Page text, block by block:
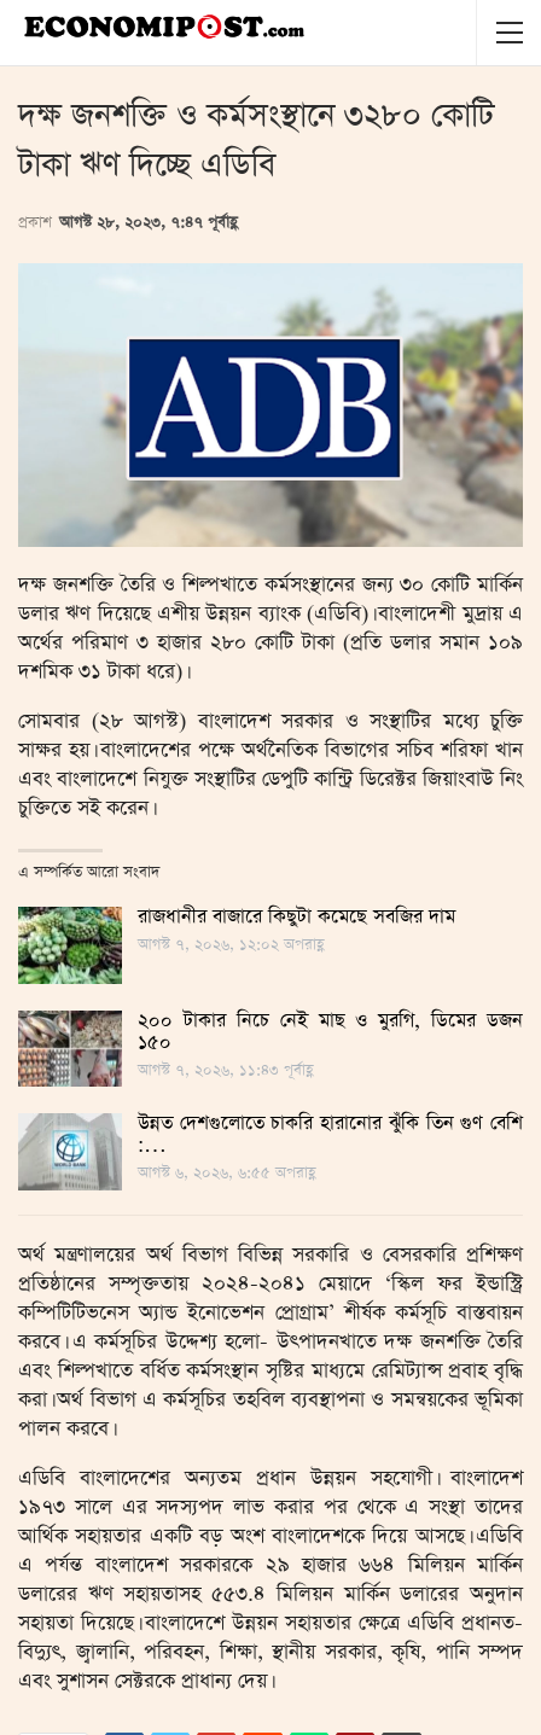
দক্ষ জনশক্তি ও কর্মসংস্থানে ৩২৮০ কোটি
টাকা ঋণ দিচ্ছে এডিবি
প্রকাশ আগস্ট ২৮, ২০২৩, ৭:৪৭ পূর্বাহ্ণ
দক্ষ জনশক্তি তৈরি ও শিল্পখাতে কর্মসংস্থানের জন্য ৩০ কোটি মার্কিন
ডলার ঋণ দিয়েছে এশীয় উন্নয়ন ব্যাংক (এডিবি)। বাংলাদেশী মুদ্রায় এ
অর্থের পরিমাণ ৩ হাজার ২৮০ কোটি টাকা (প্রতি ডলার সমান ১০৯
দশমিক ৩১ টাকা ধরে)।
সোমবার (২৮ আগস্ট) বাংলাদেশ সরকার ও সংস্থাটির মধ্যে চুক্তি
সাক্ষর হয়। বাংলাদেশের পক্ষে অর্থনৈতিক বিভাগের সচিব শরিফা খান
এবং বাংলাদেশে নিযুক্ত সংস্থাটির ডেপুটি কান্ট্রি ডিরেক্টর জিয়াংবাউ নিং
চুক্তিতে সই করেন।
এ সম্পর্কিত আরো সংবাদ
রাজধানীর বাজারে কিছুটা কমেছে সবজির দাম
আগস্ট ৭, ২০২৬, ১২:০২ অপরাহ্ণ
২০০ টাকার নিচে নেই মাছ ও মুরগি, ডিমের ডজন
১৫০
আগস্ট ৭, ২০২৬, ১১:৪৩ পূর্বাহ্ণ
উন্নত দেশগুলোতে চাকরি হারানোর ঝুঁকি তিন গুণ বেশি
:…
আগস্ট ৬, ২০২৬, ৬:৫৫ অপরাহ্ণ
অর্থ মন্ত্রণালয়ের অর্থ বিভাগ বিভিন্ন সরকারি ও বেসরকারি প্রশিক্ষণ
প্রতিষ্ঠানের সম্পৃক্ততায় ২০২৪-২০৪১ মেয়াদে ‘স্কিল ফর ইন্ডাস্ট্রি
কম্পিটিটিভনেস অ্যান্ড ইনোভেশন প্রোগ্রাম’ শীর্ষক কর্মসূচি বাস্তবায়ন
করবে। এ কর্মসূচির উদ্দেশ্য হলো- উৎপাদনখাতে দক্ষ জনশক্তি তৈরি
এবং শিল্পখাতে বর্ধিত কর্মসংস্থান সৃষ্টির মাধ্যমে রেমিট্যান্স প্রবাহ বৃদ্ধি
করা। অর্থ বিভাগ এ কর্মসূচির তহবিল ব্যবস্থাপনা ও সমন্বয়কের ভূমিকা
পালন করবে।
এডিবি বাংলাদেশের অন্যতম প্রধান উন্নয়ন সহযোগী। বাংলাদেশ
১৯৭৩ সালে এর সদস্যপদ লাভ করার পর থেকে এ সংস্থা তাদের
আর্থিক সহায়তার একটি বড় অংশ বাংলাদেশকে দিয়ে আসছে। এডিবি
এ পর্যন্ত বাংলাদেশ সরকারকে ২৯ হাজার ৬৬৪ মিলিয়ন মার্কিন
ডলারের ঋণ সহায়তাসহ ৫৫৩.৪ মিলিয়ন মার্কিন ডলারের অনুদান
সহায়তা দিয়েছে। বাংলাদেশে উন্নয়ন সহায়তার ক্ষেত্রে এডিবি প্রধানত-
বিদ্যুৎ, জ্বালানি, পরিবহন, শিক্ষা, স্থানীয় সরকার, কৃষি, পানি সম্পদ
এবং সুশাসন সেক্টরকে প্রাধান্য দেয়।